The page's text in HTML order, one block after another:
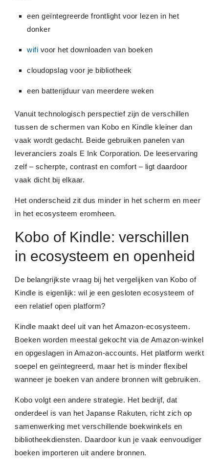
een geïntegreerde frontlight voor lezen in het
donker
wifi voor het downloaden van boeken
cloudopslag voor je bibliotheek
een batterijduur van meerdere weken
Vanuit technologisch perspectief zijn de verschillen
tussen de schermen van Kobo en Kindle kleiner dan
vaak wordt gedacht. Beide gebruiken panelen van
leveranciers zoals E Ink Corporation. De leeservaring
zelf – scherpte, contrast en comfort – ligt daardoor
vaak dicht bij elkaar.
Het onderscheid zit dus minder in het scherm en meer
in het ecosysteem eromheen.
Kobo of Kindle: verschillen
in ecosysteem en openheid
De belangrijkste vraag bij het vergelijken van Kobo of
Kindle is eigenlijk: wil je een gesloten ecosysteem of
een relatief open platform?
Kindle maakt deel uit van het Amazon-ecosysteem.
Boeken worden meestal gekocht via de Amazon-winkel
en opgeslagen in Amazon-accounts. Het platform werkt
soepel en geïntegreerd, maar het is minder flexibel
wanneer je boeken van andere bronnen wilt gebruiken.
Kobo volgt een andere strategie. Het bedrijf, dat
onderdeel is van het Japanse Rakuten, richt zich op
samenwerking met verschillende boekwinkels en
bibliotheekdiensten. Daardoor kun je vaak eenvoudiger
boeken importeren uit andere bronnen.